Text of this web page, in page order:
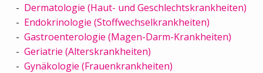
Dermatologie (Haut- und Geschlechtskrankheiten)
Endokrinologie (Stoffwechselkrankheiten)
Gastroenterologie (Magen-Darm-Krankheiten)
Geriatrie (Alterskrankheiten)
Gynäkologie (Frauenkrankheiten)